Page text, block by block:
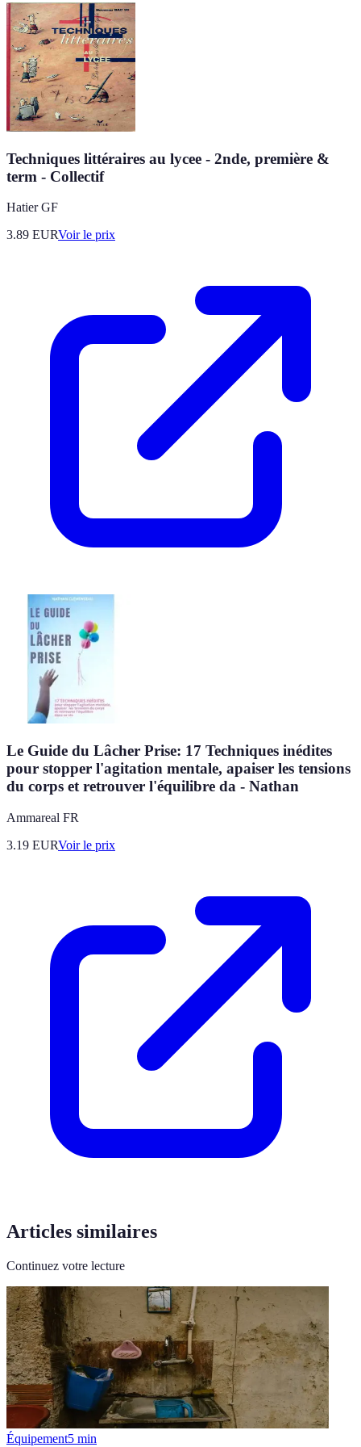
Techniques littéraires au lycee - 2nde, première &
term - Collectif
Hatier GF
3.89 EURVoir le prix
Le Guide du Lâcher Prise: 17 Techniques inédites
pour stopper l'agitation mentale, apaiser les tensions
du corps et retrouver l'équilibre da - Nathan
Ammareal FR
3.19 EURVoir le prix
Articles similaires
Continuez votre lecture
Équipement5 min